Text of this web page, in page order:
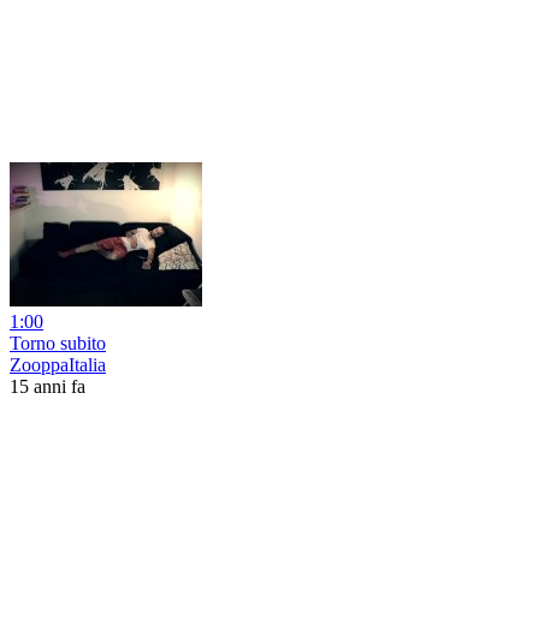
1:00
Torno subito
ZooppaItalia
15 anni fa